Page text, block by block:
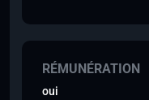
RÉMUNÉRATION
oui